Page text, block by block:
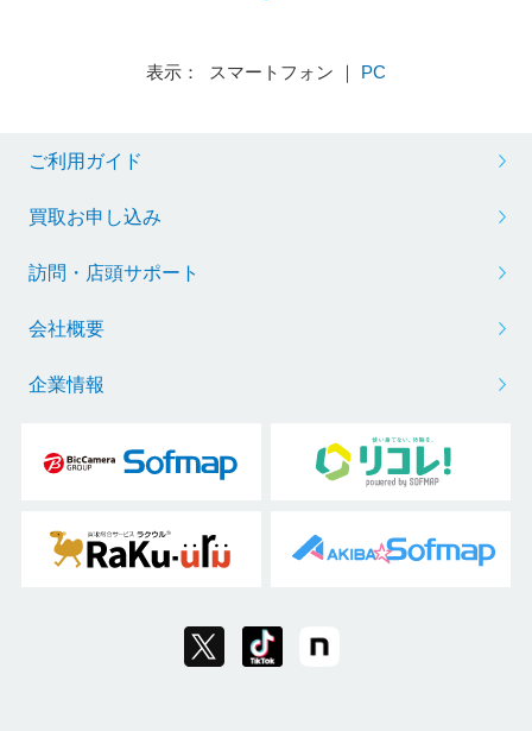
表示： スマートフォン ｜ PC
ご利用ガイド
買取お申し込み
訪問・店頭サポート
会社概要
企業情報